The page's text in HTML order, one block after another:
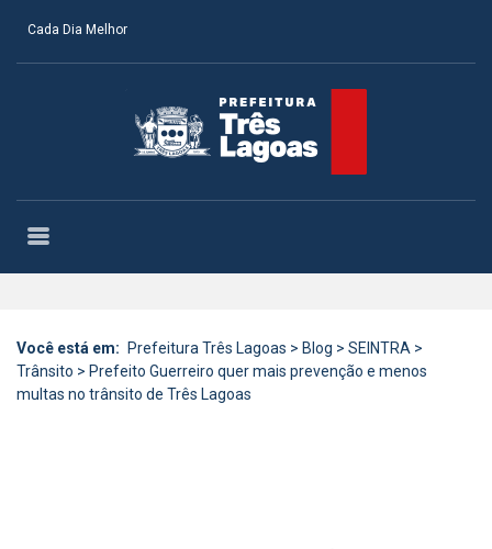
Cada Dia Melhor
Você está em: Prefeitura Três Lagoas > Blog > SEINTRA >
Trânsito > Prefeito Guerreiro quer mais prevenção e menos
multas no trânsito de Três Lagoas